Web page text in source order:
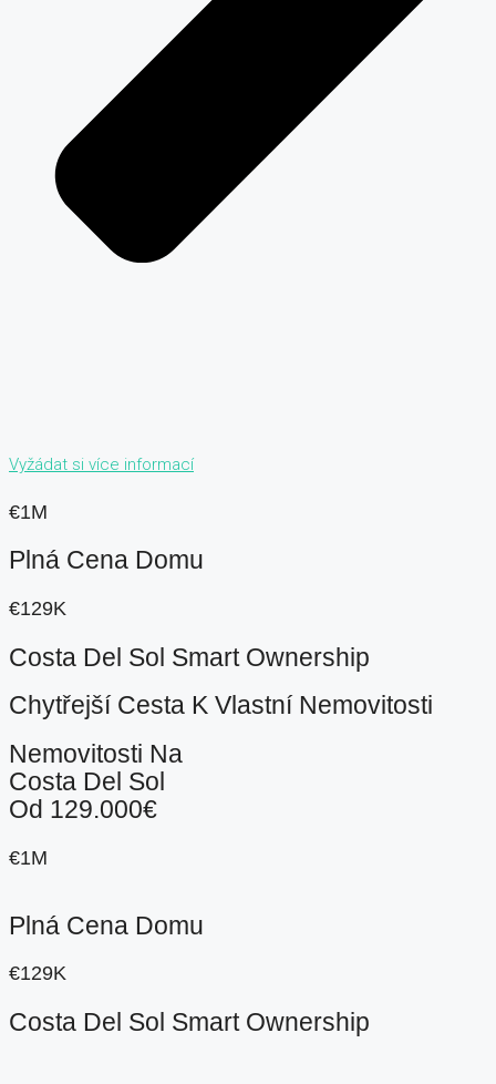
Vyžádat si více informací
€1M
Plná Cena Domu
€129K
Costa Del Sol Smart Ownership
Chytřejší Cesta K Vlastní Nemovitosti
Nemovitosti Na
Costa Del Sol
Od 129.000€
€1M
Plná Cena Domu
€129K
Costa Del Sol Smart Ownership